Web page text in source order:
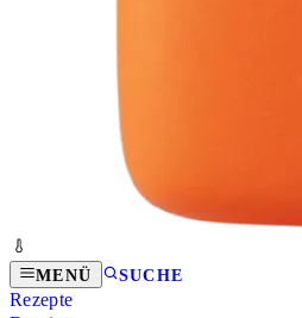
MENÜ SUCHE
Rezepte